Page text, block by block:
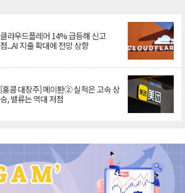
클라우드플레어 14% 급등해 신고
점...AI 지출 확대에 전망 상향
[홍콩 대장주] 메이퇀② 실적은 고속 상
승, 밸류는 역대 저점